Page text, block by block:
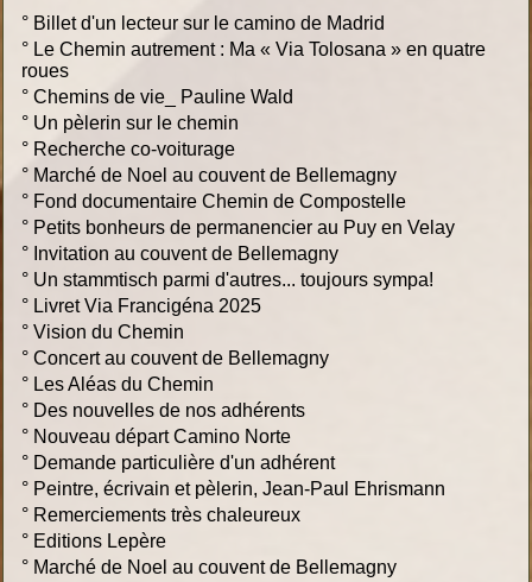
° Billet d'un lecteur sur le camino de Madrid
° Le Chemin autrement : Ma « Via Tolosana » en quatre
roues
° Chemins de vie_ Pauline Wald
° Un pèlerin sur le chemin
° Recherche co-voiturage
° Marché de Noel au couvent de Bellemagny
° Fond documentaire Chemin de Compostelle
° Petits bonheurs de permanencier au Puy en Velay
° Invitation au couvent de Bellemagny
° Un stammtisch parmi d'autres... toujours sympa!
° Livret Via Francigéna 2025
° Vision du Chemin
° Concert au couvent de Bellemagny
° Les Aléas du Chemin
° Des nouvelles de nos adhérents
° Nouveau départ Camino Norte
° Demande particulière d'un adhérent
° Peintre, écrivain et pèlerin, Jean-Paul Ehrismann
° Remerciements très chaleureux
° Editions Lepère
° Marché de Noel au couvent de Bellemagny